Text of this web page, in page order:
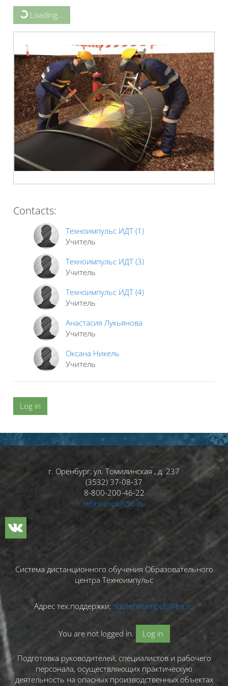
BlocksLoading...
Contacts:
Техноимпульс ИДТ (1)
Учитель
Техноимпульс ИДТ (3)
Учитель
Техноимпульс ИДТ (4)
Учитель
Анастасия Лукьянова
Учитель
Оксана Никель
Учитель
Log in
Blocks
г. Оренбург, ул. Томилинская , д. 237
(3532) 37-08-37
8-800-200-46-22
tehnoimpuls56.ru
Система дистанционного обучения Образовательного
центра Техноимпульс
Адрес тех.поддержки: sdotehnoimpuls@list.ru
You are not logged in. Log in
Подготовка руководителей, специалистов и рабочего
персонала, осуществляющих практическую
деятельность на опасных производственных объектах